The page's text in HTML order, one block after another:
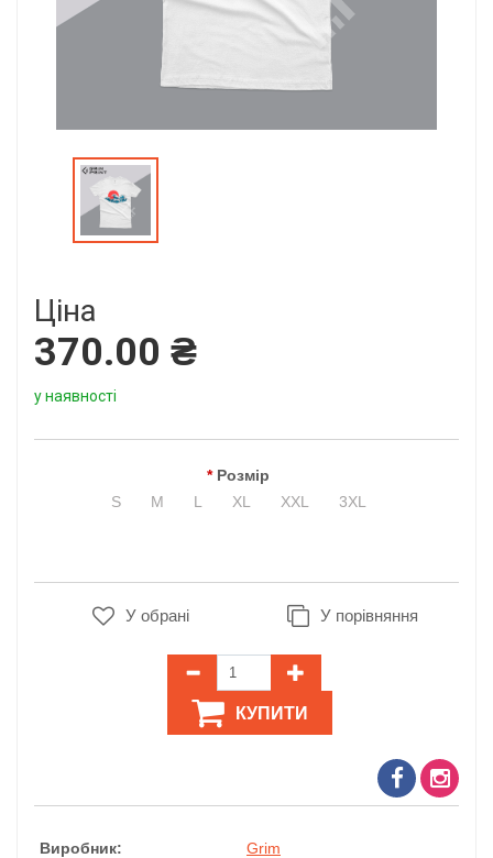
Ціна
370.00 ₴
у наявності
Розмір
S
M L XL XXL 3XL
У обрані У порівняння
КУПИТИ
Виробник: Grim